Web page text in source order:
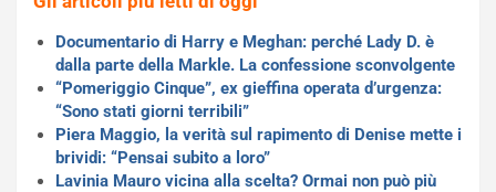
Documentario di Harry e Meghan: perché Lady D. è
dalla parte della Markle. La confessione sconvolgente
“Pomeriggio Cinque”, ex gieffina operata d’urgenza:
“Sono stati giorni terribili”
Piera Maggio, la verità sul rapimento di Denise mette i
brividi: “Pensai subito a loro”
Lavinia Mauro vicina alla scelta? Ormai non può più